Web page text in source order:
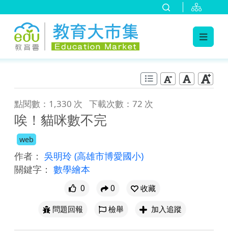
點閱數：1,330 次 下載次數：72 次
唉！貓咪數不完
web
作者： 吳明玲 (高雄市博愛國小)
關鍵字： 數學繪本
0 0
收藏
問題回報
檢舉 加入追蹤